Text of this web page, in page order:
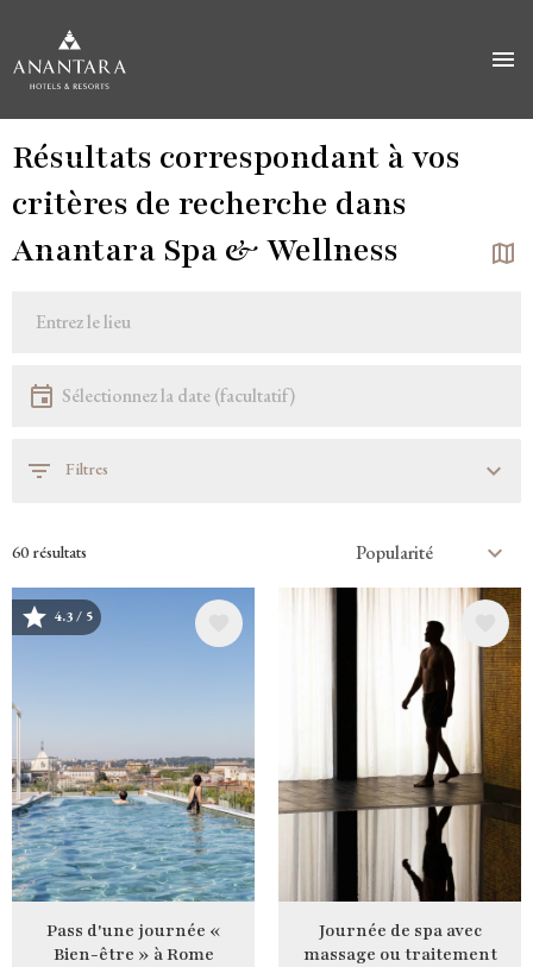
au
principal
Résultats correspondant à vos
critères de recherche dans
Anantara Spa & Wellness
Sélectionnez la date
Filtres
60 résultats
Image
4.3 / 5
Pass d'une journée «
Bien-être » à Rome
Image
Journée de spa avec
massage ou traitement